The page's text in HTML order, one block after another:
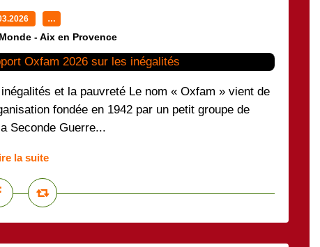
…
- Aix en Provence
et la pauvreté Le nom « Oxfam » vient de
fondée en 1942 par un petit groupe de
Seconde Guerre...
la suite